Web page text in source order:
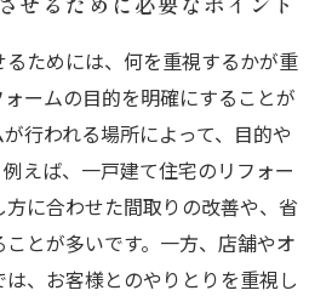
るためには、何を重視するかが重
ームの目的を明確にすることが
行われる場所によって、目的や
えば、一戸建て住宅のリフォー
に合わせた間取りの改善や、省
とが多いです。一方、店舗やオ
、お客様とのやりとりを重視し